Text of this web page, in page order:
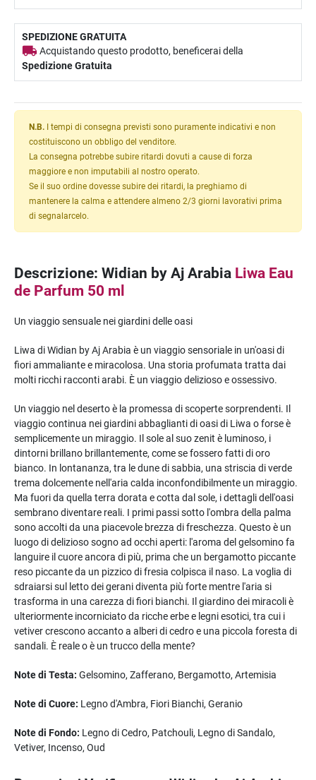
SPEDIZIONE GRATUITA
Acquistando questo prodotto, beneficerai della
Spedizione Gratuita
N.B. I tempi di consegna previsti sono puramente indicativi e non
costituiscono un obbligo del venditore.
La consegna potrebbe subire ritardi dovuti a cause di forza
maggiore e non imputabili al nostro operato.
Se il suo ordine dovesse subire dei ritardi, la preghiamo di
mantenere la calma e attendere almeno 2/3 giorni lavorativi prima
di segnalarcelo.
Descrizione: Widian by Aj Arabia Liwa Eau
de Parfum 50 ml
Un viaggio sensuale nei giardini delle oasi
Liwa di Widian by Aj Arabia è un viaggio sensoriale in un'oasi di
fiori ammaliante e miracolosa. Una storia profumata tratta dai
molti ricchi racconti arabi. È un viaggio delizioso e ossessivo.
Un viaggio nel deserto è la promessa di scoperte sorprendenti. Il
viaggio continua nei giardini abbaglianti di oasi di Liwa o forse è
semplicemente un miraggio. Il sole al suo zenit è luminoso, i
dintorni brillano brillantemente, come se fossero fatti di oro
bianco. In lontananza, tra le dune di sabbia, una striscia di verde
trema dolcemente nell'aria calda inconfondibilmente un miraggio.
Ma fuori da quella terra dorata e cotta dal sole, i dettagli dell'oasi
sembrano diventare reali. I primi passi sotto l'ombra della palma
sono accolti da una piacevole brezza di freschezza. Questo è un
luogo di delizioso sogno ad occhi aperti: l'aroma del gelsomino fa
languire il cuore ancora di più, prima che un bergamotto piccante
reso piccante da un pizzico di fresia colpisca il naso. La voglia di
sdraiarsi sul letto dei gerani diventa più forte mentre l'aria si
trasforma in una carezza di fiori bianchi. Il giardino dei miracoli è
ulteriormente incorniciato da ricche erbe e legni esotici, tra cui i
vetiver crescono accanto a alberi di cedro e una piccola foresta di
sandali. È reale o è un trucco della mente?
Note di Testa: Gelsomino, Zafferano, Bergamotto, Artemisia
Note di Cuore: Legno d'Ambra, Fiori Bianchi, Geranio
Note di Fondo: Legno di Cedro, Patchouli, Legno di Sandalo,
Vetiver, Incenso, Oud